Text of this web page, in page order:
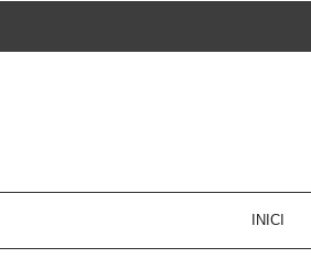
INICI